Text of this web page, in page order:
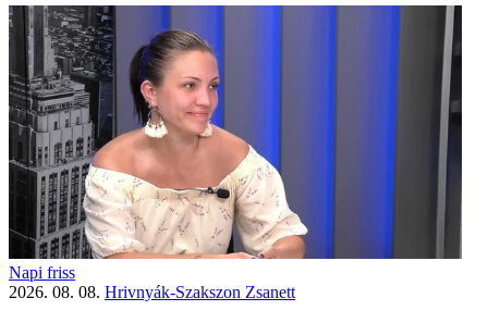
Napi friss
2026. 08. 08. Hrivnyák-Szakszon Zsanett